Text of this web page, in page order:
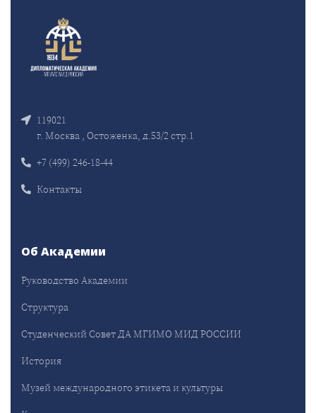
119021
г. Москва , Остоженка, д.53/2 стр.1
+7 (499) 246-18-44
Контакты
Об Академии
Руководство Академии
Структура
Студенческий Совет ДА МГИМО МИД РОССИИ
История
Музей международного этикета и культуры